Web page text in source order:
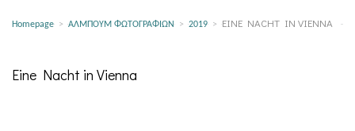
Homepage > ΑΛΜΠΟΥΜ ΦΩΤΟΓΡΑΦΙΩΝ > 2019 > EINE NACHT IN VIENNA
Eine Nacht in Vienna